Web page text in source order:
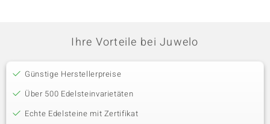
Ihre Vorteile bei Juwelo
Günstige Herstellerpreise
Über 500 Edelsteinvarietäten
Echte Edelsteine mit Zertifikat